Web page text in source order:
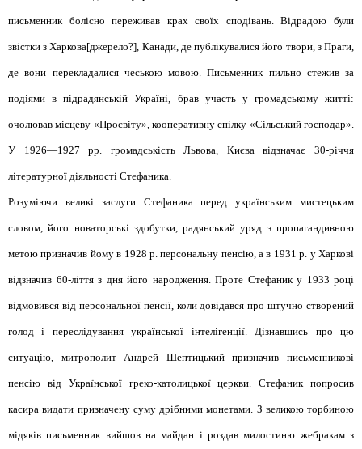
письменник болісно переживав крах своїх сподівань. Відрадою були
звістки з Харкова[джерело?], Канади, де публікувалися його твори, з Праги,
де вони перекладалися чеською мовою. Письменник пильно стежив за
подіями в підрадянській Україні, брав участь у громадському житті:
очолював місцеву «Просвіту», кооперативну спілку «Сільський господар».
У 1926—1927 рр. громадськість Львова, Києва відзначає 30-річчя
літературної діяльності Стефаника.
Розуміючи великі заслуги Стефаника перед українським мистецьким
словом, його новаторські здобутки, радянський уряд з пропагандивною
метою призначив йому в 1928 р. персональну пенсію, а в 1931 р. у Харкові
відзначив 60-ліття з дня його народження. Проте Стефаник у 1933 році
відмовився від персональної пенсії, коли довідався про штучно створений
голод і переслідування української інтелігенції. Дізнавшись про цю
ситуацію, митрополит Андрей Шептицький призначив письменникові
пенсію від Української греко-католицької церкви. Стефаник попросив
касира видати призначену суму дрібними монетами. З великою торбиною
мідяків письменник вийшов на майдан і роздав милостиню жебракам з